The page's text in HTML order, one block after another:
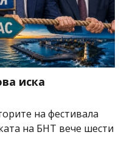
иска
на фестивала
на БНТ вече шести